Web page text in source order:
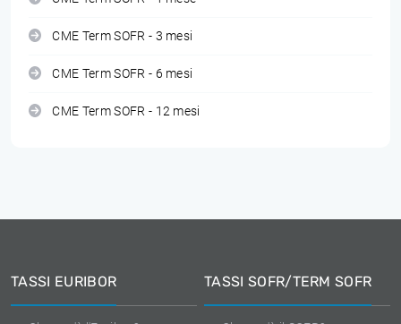
CME Term SOFR - 3 mesi
CME Term SOFR - 6 mesi
CME Term SOFR - 12 mesi
TASSI EURIBOR TASSI SOFR/TERM SOFR